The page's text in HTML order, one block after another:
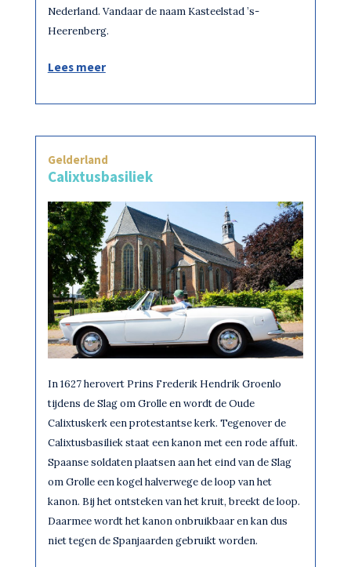
Nederland. Vandaar de naam Kasteelstad ’s-
Heerenberg.
Lees meer
Gelderland
Calixtusbasiliek
In 1627 herovert Prins Frederik Hendrik Groenlo
tijdens de Slag om Grolle en wordt de Oude
Calixtuskerk een protestantse kerk. Tegenover de
Calixtusbasiliek staat een kanon met een rode affuit.
Spaanse soldaten plaatsen aan het eind van de Slag
om Grolle een kogel halverwege de loop van het
kanon. Bij het ontsteken van het kruit, breekt de loop.
Daarmee wordt het kanon onbruikbaar en kan dus
niet tegen de Spanjaarden gebruikt worden.